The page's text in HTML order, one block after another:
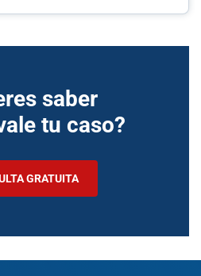
saber
tu caso?
GRATUITA